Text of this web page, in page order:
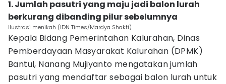
1. Jumlah pasutri yang maju jadi balon lurah
berkurang dibanding pilur sebelumnya‎
Ilustrasi menikah (IDN Times/Mardya Shakti)
Kepala Bidang Pemerintahan Kalurahan, Dinas
Pemberdayaan Masyarakat Kalurahan (DPMK)
Bantul, Nanang Mujiyanto mengatakan jumlah
pasutri yang mendaftar sebagai balon lurah untuk